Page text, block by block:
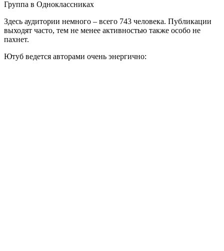
Группа в Одноклассниках
Здесь аудитории немного – всего 743 человека. Публикации
выходят часто, тем не менее активностью также особо не
пахнет.
Ютуб ведется авторами очень энергично: